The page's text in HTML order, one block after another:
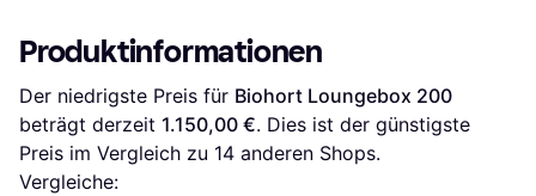
Produktinformationen
Der niedrigste Preis für Biohort Loungebox 200
beträgt derzeit 1.150,00 €. Dies ist der günstigste
Preis im Vergleich zu 14 anderen Shops.
Vergleiche: